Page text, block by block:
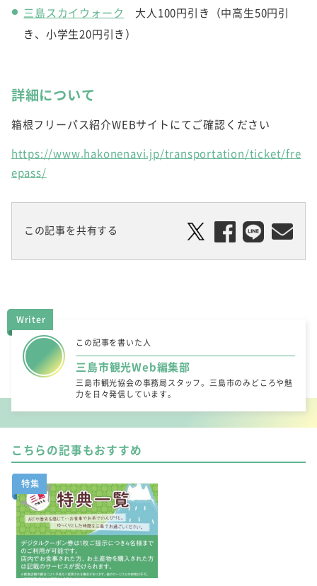
三島スカイウォーク
大人100円引き（中高生50円引
き、小学生20円引き）
詳細について
箱根フリーパス紹介WEBサイトにてご確認ください
https://www.hakonenavi.jp/transportation/ticket/fre
epass/
この記事を共有する
Writer
この記事を書いた人
三島市観光Web編集部
三島市観光協会の事務局スタッフ。三島市のみどころや魅
力を日々発信しています。
こちらの記事もおすすめ
特集